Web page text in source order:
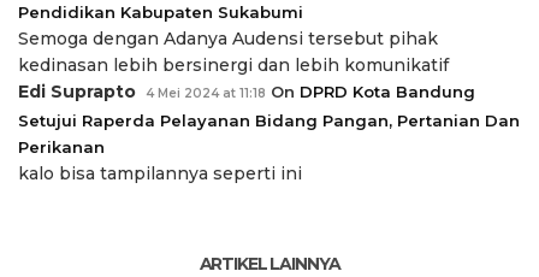
Pendidikan Kabupaten Sukabumi
Semoga dengan Adanya Audensi tersebut pihak
kedinasan lebih bersinergi dan lebih komunikatif
Edi Suprapto
4 Mei 2024 at 11:18 On DPRD Kota Bandung
Setujui Raperda Pelayanan Bidang Pangan, Pertanian Dan
Perikanan
kalo bisa tampilannya seperti ini
ARTIKEL LAINNYA